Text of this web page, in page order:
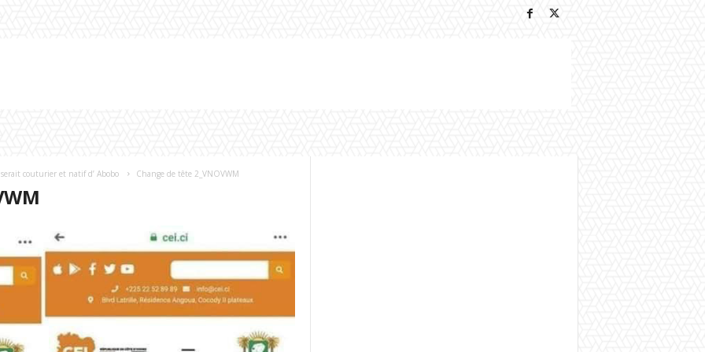
couturier et natif d’ Abobo Change de tête 2_VNOVWM